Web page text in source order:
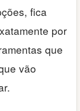
fica
por
que
vão